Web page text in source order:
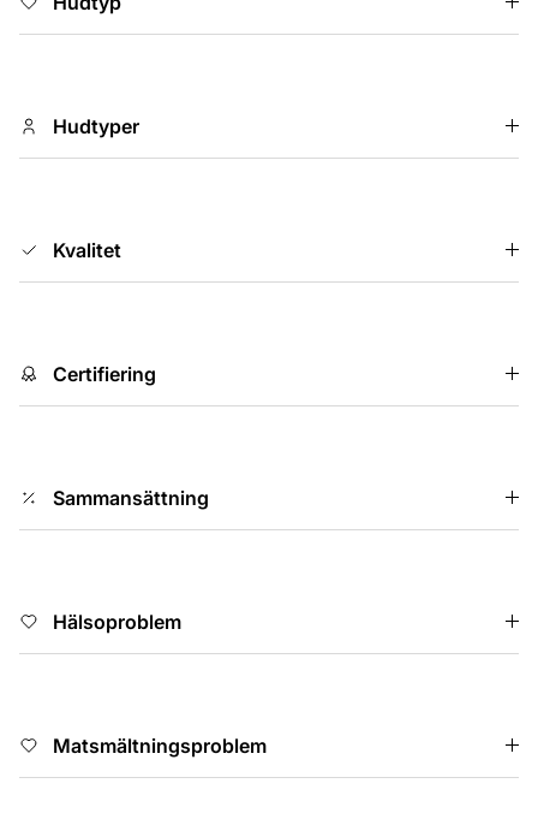
Hudtyper
Kvalitet
Certifiering
Sammansättning
Hälsoproblem
Matsmältningsproblem